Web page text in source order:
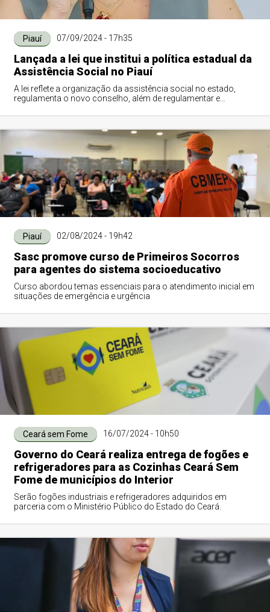
Piauí 07/09/2024 - 17h35
Lançada a lei que institui a política estadual da
Assistência Social no Piauí
A lei reflete a organização da assistência social no estado,
regulamenta o novo conselho, além de regulamentar e
Piauí 02/08/2024 - 19h42
Sasc promove curso de Primeiros Socorros
para agentes do sistema socioeducativo
Curso abordou temas essenciais para o atendimento inicial em
situações de emergência e urgência
Ceará sem Fome 16/07/2024 - 10h50
Governo do Ceará realiza entrega de fogões e
refrigeradores para as Cozinhas Ceará Sem
Fome de municípios do Interior
Serão fogões industriais e refrigeradores adquiridos em
parceria com o Ministério Público do Estado do Ceará.